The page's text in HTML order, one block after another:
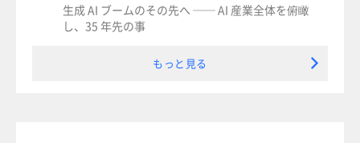
生成 AI ブームのその先へ ── AI 産業全体を俯瞰
し、35 年先の事
もっと見る